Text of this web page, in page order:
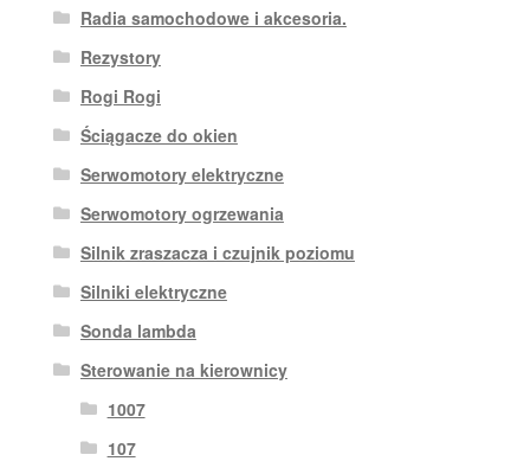
Radia samochodowe i akcesoria.
Rezystory
Rogi Rogi
Ściągacze do okien
Serwomotory elektryczne
Serwomotory ogrzewania
Silnik zraszacza i czujnik poziomu
Silniki elektryczne
Sonda lambda
Sterowanie na kierownicy
1007
107